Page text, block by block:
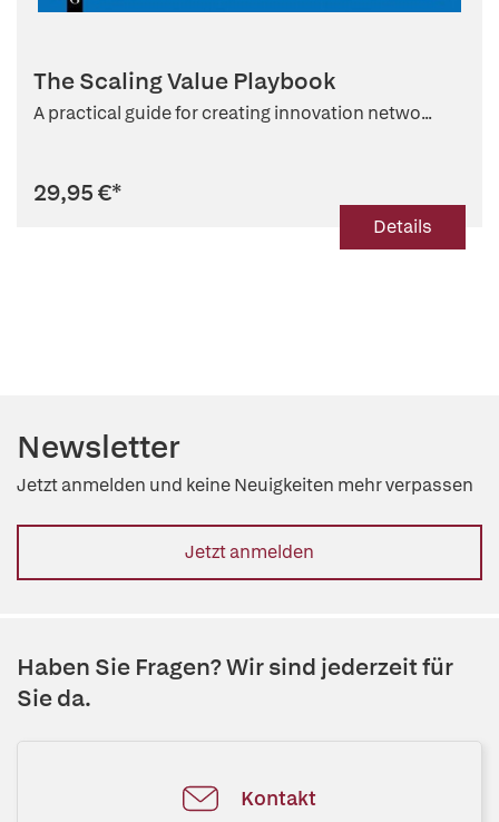
The Scaling Value Playbook
A practical guide for creating innovation netwo...
29,95 €*
Details
Newsletter
Jetzt anmelden und keine Neuigkeiten mehr verpassen
Jetzt anmelden
Haben Sie Fragen? Wir sind jederzeit für
Sie da.
Kontakt